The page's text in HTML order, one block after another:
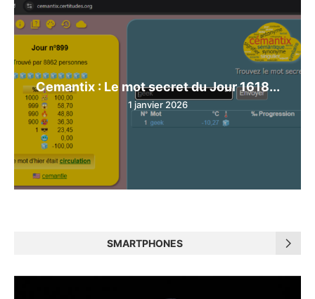
Cemantix : Le mot secret du Jour 1618...
1 janvier 2026
SMARTPHONES